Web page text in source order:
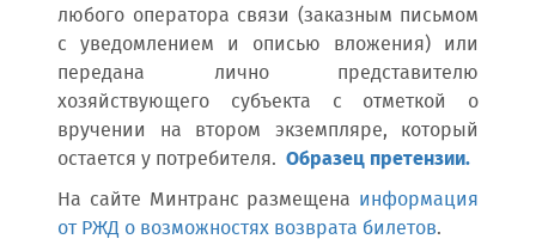
любого оператора связи (заказным письмом
с уведомлением и описью вложения) или
передана лично представителю
хозяйствующего субъекта с отметкой о
вручении на втором экземпляре, который
остается у потребителя. Образец претензии.
На сайте Минтранс размещена информация
от РЖД о возможностях возврата билетов.